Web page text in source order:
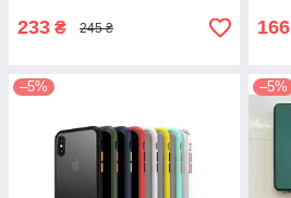
233 ₴ 245 ₴ 166
–5% –5%